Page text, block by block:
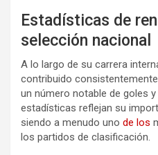
Estadísticas de
selección nacional
A lo largo de su carrera
contribuido
un número notable de goles
estadísticas reflejan su
siendo a menudo uno de los
los partidos de clasificación.